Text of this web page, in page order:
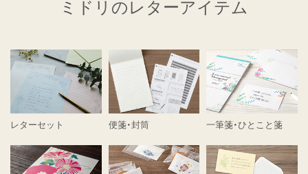
ミドリのレターアイテム
レターセット 便箋・封筒 一筆箋・ひとこと箋